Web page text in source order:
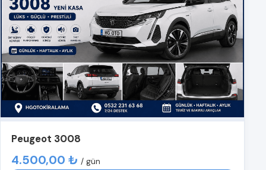
Peugeot 3008
4.500,00 ₺ / gün